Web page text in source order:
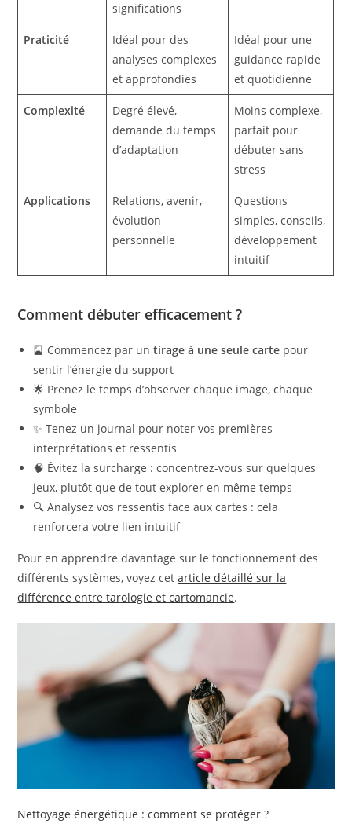
significations
Praticité
Idéal pour des
analyses complexes
et approfondies
Idéal pour une
guidance rapide
et quotidienne
Complexité
Degré élevé,
demande du temps
d’adaptation
Moins complexe,
parfait pour
débuter sans
stress
Applications
Relations, avenir,
évolution
personnelle
Questions
simples, conseils,
développement
intuitif
Comment débuter efficacement ?
🎴 Commencez par untirage à une seule carte pour
sentir l’énergie du support
🌟 Prenez le temps d’observer chaque image, chaque
symbole
✨ Tenez un journal pour noter vos premières
interprétations et ressentis
🧠 Évitez la surcharge : concentrez-vous sur quelques
jeux, plutôt que de tout explorer en même temps
🔍 Analysez vos ressentis face aux cartes : cela
renforcera votre lien intuitif
Pour en apprendre davantage sur le fonctionnement des
différents systèmes, voyez cetarticle détaillé sur la
différence entre tarologie et cartomancie.
Nettoyage énergétique : comment se protéger ?